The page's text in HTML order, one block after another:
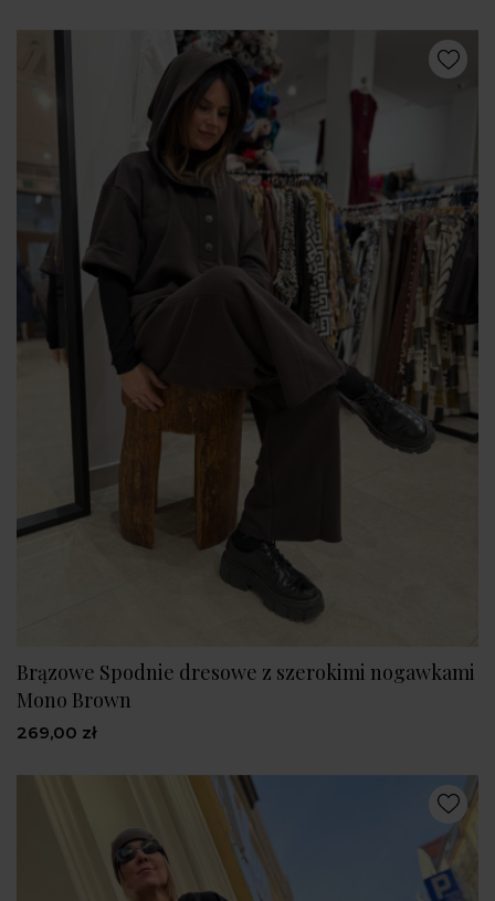
Brązowe Spodnie dresowe z szerokimi nogawkami
Mono Brown
269,00 zł